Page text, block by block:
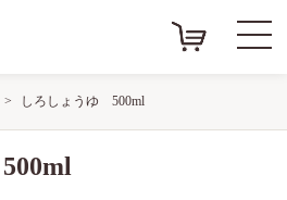
しろしょうゆ 500ml